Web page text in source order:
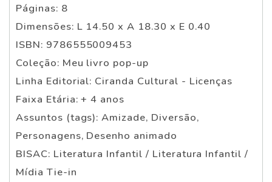
Páginas: 8
Dimensões: L 14.50 x A 18.30 x E 0.40
ISBN: 9786555009453
Coleção: Meu livro pop-up
Linha Editorial: Ciranda Cultural - Licenças
Faixa Etária: + 4 anos
Assuntos (tags): Amizade, Diversão,
Personagens, Desenho animado
BISAC: Literatura Infantil / Literatura Infantil /
Mídia Tie-in